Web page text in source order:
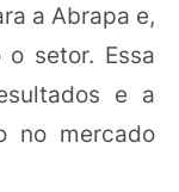
a Abrapa e,
o setor. Essa
e a
no mercado